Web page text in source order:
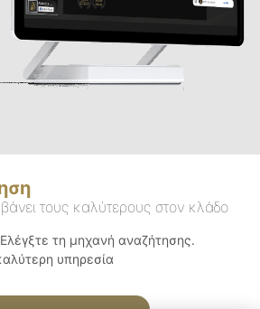
τους καλύτερους στον κλάδο
τη μηχανή αναζήτησης.
υπηρεσία